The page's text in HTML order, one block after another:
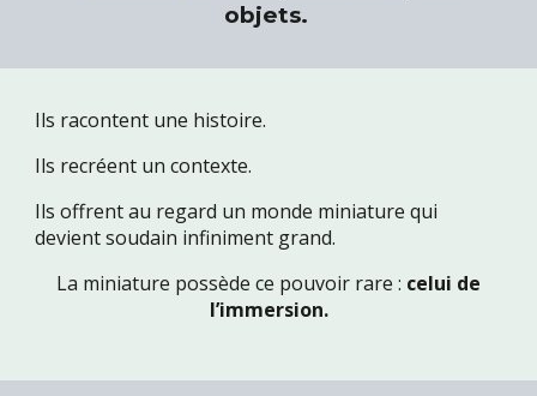
objets.
Ils racontent une histoire.
Ils recréent un contexte.
Ils offrent au regard un monde miniature qui
devient soudain infiniment grand.
La miniature possède ce pouvoir rare : celui de
l’immersion.